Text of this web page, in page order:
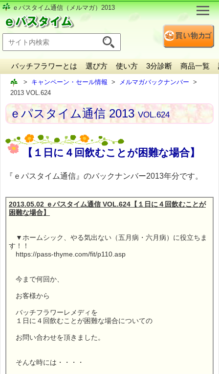
ｅパスタイム通信（メルマガ）2013
バッチフラワーとは 選び方 使い方 3分診断 商品一覧
キャンペーン・セール情報
メルマガバックナンバー
2013 VOL.624
ｅパスタイム通信 2013VOL.624
【１日に４回飲むことが困難な場合】
『ｅパスタイム通信』のバックナンバー2013年分です。
2013.05.02 ｅパスタイム通信 VOL.624【１日に４回飲むことが
困難な場合】
▼ホームシック、やる気出ない（五月病・六月病）に役立ちま
す！！
https://pass-thyme.com/fit/p110.asp
今まで何回か、
お客様から
バッチフラワーレメディを
１日に４回飲むことが困難な場合についての
お問い合わせを頂きました。
そんな時には・・・・